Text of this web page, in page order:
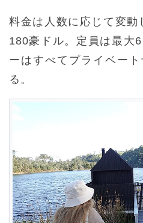
料金は人数に応じて変動
180豪ドル。定員は最大
ーはすべてプライベー
る。